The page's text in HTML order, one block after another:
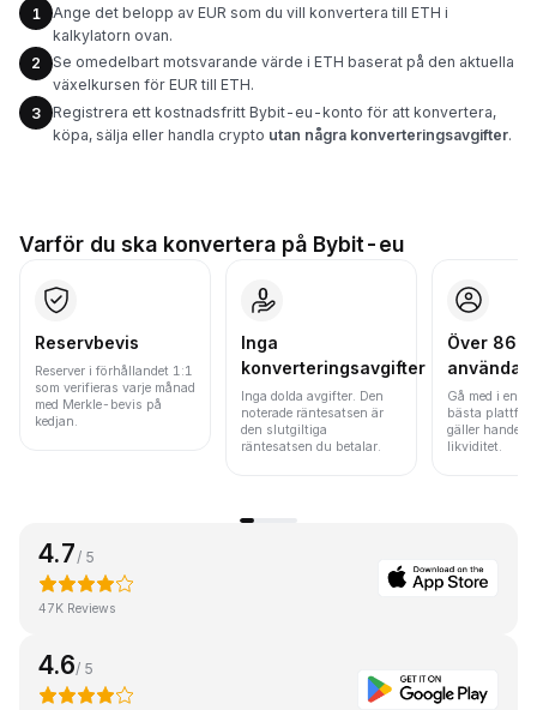
1
Ange det belopp av EUR som du vill konvertera till ETH i
kalkylatorn ovan.
2
Se omedelbart motsvarande värde i ETH baserat på den aktuella
växelkursen för EUR till ETH.
3
Registrera ett kostnadsfritt Bybit-eu-konto för att konvertera,
köpa, sälja eller handla crypto utan några konverteringsavgifter.
Varför du ska konvertera på Bybit-eu
Reservbevis
Reserver i förhållandet 1:1
som verifieras varje månad
med Merkle-bevis på
kedjan.
Inga
konverteringsavgifter
Inga dolda avgifter. Den
noterade räntesatsen är
den slutgiltiga
räntesatsen du betalar.
Över 86
Gå med i en
bästa
gäller
likviditet.
4.7 / 5
47K Reviews
4.6/ 5